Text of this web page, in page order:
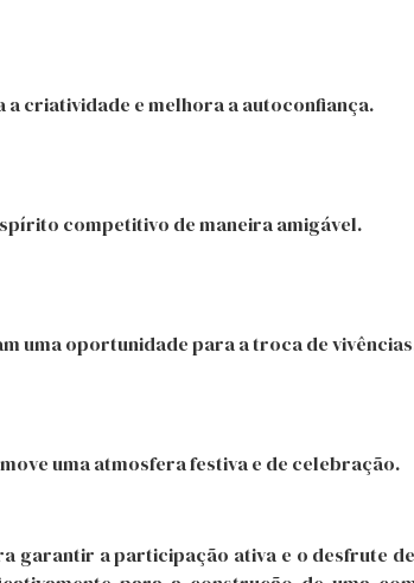
criatividade e melhora a autoconfiança.
competitivo de maneira amigável.
uma oportunidade para a troca de
uma atmosfera festiva e de celebração.
garantir a participação ativa e o desfrute